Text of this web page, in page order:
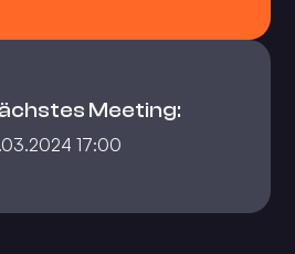
Meeting:
17:00